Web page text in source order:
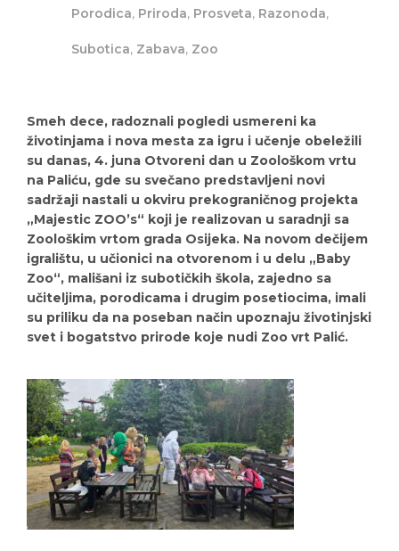
Porodica, Priroda, Prosveta, Razonoda,
Subotica, Zabava, Zoo
Smeh dece, radoznali pogledi usmereni ka
životinjama i nova mesta za igru i učenje obeležili
su danas, 4. juna Otvoreni dan u Zoološkom vrtu
na Paliću, gde su svečano predstavljeni novi
sadržaji nastali u okviru prekograničnog projekta
„Majestic ZOO’s“ koji je realizovan u saradnji sa
Zoološkim vrtom grada Osijeka. Na novom dečijem
igralištu, u učionici na otvorenom i u delu „Baby
Zoo“, mališani iz subotičkih škola, zajedno sa
učiteljima, porodicama i drugim posetiocima, imali
su priliku da na poseban način upoznaju životinjski
svet i bogatstvo prirode koje nudi Zoo vrt Palić.